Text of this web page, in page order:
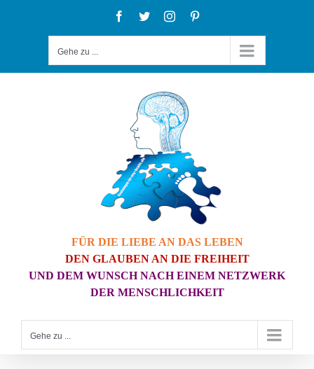
Facebook
TwitterInstagram
Gehe zu ...
FÜR DIE LIEBE AN DAS LEBEN
DEN GLAUBEN AN DIE FREIHEIT
UND DEM WUNSCH NACH EINEM NETZWERK
DER MENSCHLICHKEIT
Gehe zu ...